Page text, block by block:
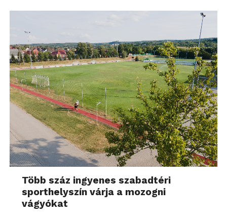
Több száz ingyenes szabadtéri
sporthelyszín várja a mozogni
vágyókat